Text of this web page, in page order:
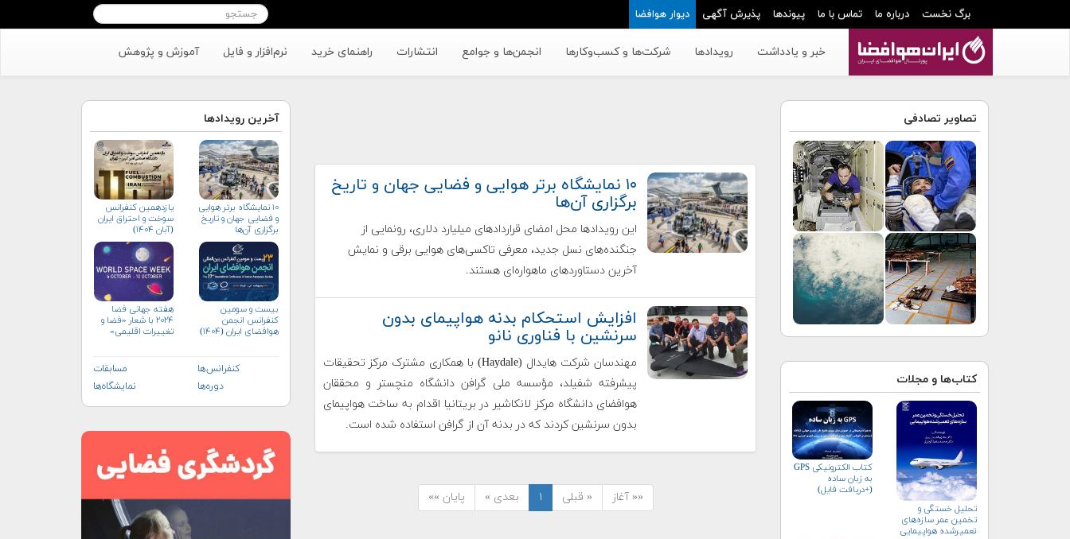
برگ نخست درباره ما تماس با ما پیوندها پذیرش آگهی دیوار هوافضا
خبر و یادداشت رویدادها شرکت‌ها و کسب‌وکار‌ها انجمن‌ها و جوامع انتشارات راهنمای خرید نرم‌افزار و فایل آموزش و پژوهش
تصاویر تصادفی
کتاب‌ها و مجلات
تحلیل خستگی و
تخمین عمر سازه‌های
تعمیرشده هواپیمایی
کتاب الکترونیکی GPS
به زبان ساده
(+دریافت فایل)
۱۰ نمایشگاه برتر هوایی و فضایی جهان و تاریخ
برگزاری آن‌ها
این رویدادها محل امضای قراردادهای میلیارد دلاری، رونمایی از
جنگنده‌های نسل جدید، معرفی تاکسی‌های هوایی برقی و نمایش
آخرین دستاوردهای ماهواره‌ای هستند.
افزایش استحکام بدنه‌ هواپیمای بدون
سرنشین با فناوری‌ نانو
مهندسان شرکت هایدال (Haydale) با همکاری مشترک مرکز تحقیقات
پیشرفته شفیلد، مؤسسه ملی گرافن دانشگاه منچستر و محققان
هوافضای دانشگاه مرکز لانکاشیر در بریتانیا اقدام به ساخت هواپیمای
بدون‌ سرنشین کردند که در بدنه آن از گرافن استفاده شده‌ است.
«« آغاز « قبلی ۱ بعدی » پایان »»
آخرین رویدادها
۱۰ نمایشگاه برتر هوایی
و فضایی جهان و تاریخ
برگزاری آن‌ها
یازدهمین کنفرانس
سوخت و احتراق ایران
(آبان‌ ۱۴۰۴)
بیست و سومین
کنفرانس انجمن
هوافضای ايران (۱۴۰۴)
هفته جهانی فضا
۲۰۲۴ با شعار «فضا و
تغییرات اقلیمی»
کنفرانس‌ها
مسابقات
دوره‌ها
نمایشگاه‌ها